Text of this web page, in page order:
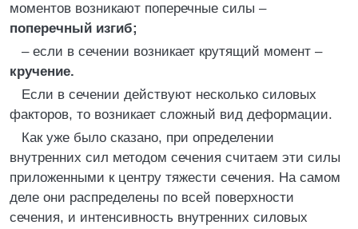
моментов возникают поперечные силы –
поперечный изгиб;
– если в сечении возникает крутящий момент –
кручение.
Если в сечении действуют несколько силовых
факторов, то возникает сложный вид деформации.
Как уже было сказано, при определении
внутренних сил методом сечения считаем эти силы
приложенными к центру тяжести сечения. На самом
деле они распределены по всей поверхности
сечения, и интенсивность внутренних силовых